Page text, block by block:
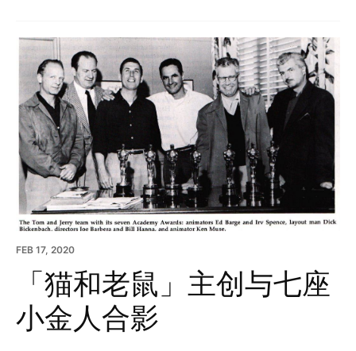
FEB 17, 2020
「猫和老鼠」主创与七座
小金人合影